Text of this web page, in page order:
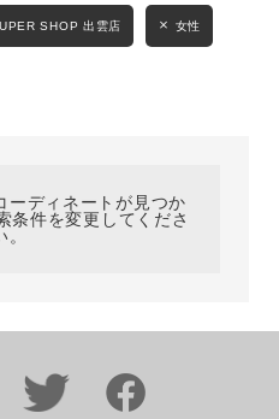
KIDS
SHOP 出雲店 女性
ーディネートが見つか
条件を変更してくださ
。